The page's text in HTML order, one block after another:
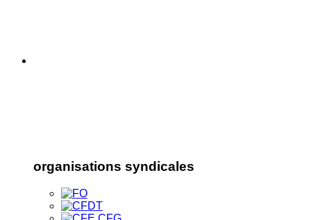
organisations syndicales